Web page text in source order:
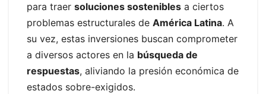
para traer soluciones sostenibles a ciertos
problemas estructurales de América Latina. A
su vez, estas inversiones buscan comprometer
a diversos actores en la búsqueda de
respuestas, aliviando la presión económica de
estados sobre-exigidos.